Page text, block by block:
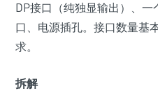
DP接口（纯独显输出）、
口、电源插孔。接口数量基
求。
拆解